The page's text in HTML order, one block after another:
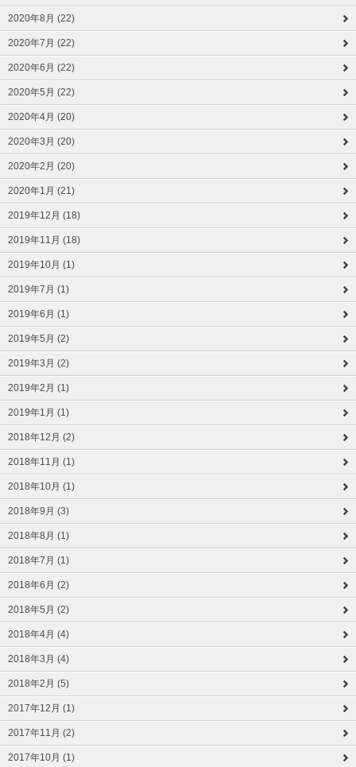
2020年8月 (22)
2020年7月 (22)
2020年6月 (22)
2020年5月 (22)
2020年4月 (20)
2020年3月 (20)
2020年2月 (20)
2020年1月 (21)
2019年12月 (18)
2019年11月 (18)
2019年10月 (1)
2019年7月 (1)
2019年6月 (1)
2019年5月 (2)
2019年3月 (2)
2019年2月 (1)
2019年1月 (1)
2018年12月 (2)
2018年11月 (1)
2018年10月 (1)
2018年9月 (3)
2018年8月 (1)
2018年7月 (1)
2018年6月 (2)
2018年5月 (2)
2018年4月 (4)
2018年3月 (4)
2018年2月 (5)
2017年12月 (1)
2017年11月 (2)
2017年10月 (1)